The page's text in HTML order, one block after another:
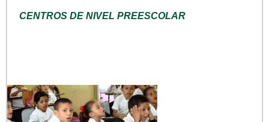
CENTROS DE NIVEL PREESCOLAR